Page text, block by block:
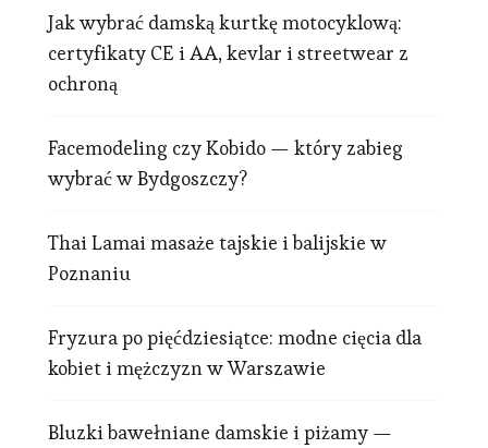
Jak wybrać damską kurtkę motocyklową:
certyfikaty CE i AA, kevlar i streetwear z
ochroną
Facemodeling czy Kobido — który zabieg
wybrać w Bydgoszczy?
Thai Lamai masaże tajskie i balijskie w
Poznaniu
Fryzura po pięćdziesiątce: modne cięcia dla
kobiet i mężczyzn w Warszawie
Bluzki bawełniane damskie i piżamy —